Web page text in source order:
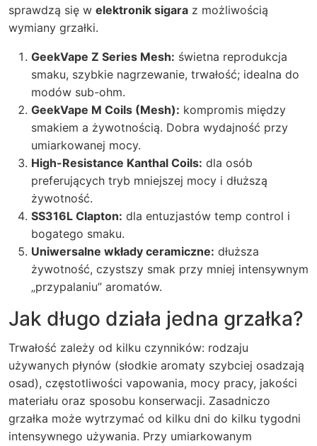
sprawdzą się w elektronik sigara z możliwością
wymiany grzałki.
GeekVape Z Series Mesh: świetna reprodukcja
smaku, szybkie nagrzewanie, trwałość; idealna do
modów sub-ohm.
GeekVape M Coils (Mesh): kompromis między
smakiem a żywotnością. Dobra wydajność przy
umiarkowanej mocy.
High-Resistance Kanthal Coils: dla osób
preferujących tryb mniejszej mocy i dłuższą
żywotność.
SS316L Clapton: dla entuzjastów temp control i
bogatego smaku.
Uniwersalne wkłady ceramiczne: dłuższa
żywotność, czystszy smak przy mniej intensywnym
„przypalaniu” aromatów.
Jak długo działa jedna grzałka?
Trwałość zależy od kilku czynników: rodzaju
używanych płynów (słodkie aromaty szybciej osadzają
osad), częstotliwości vapowania, mocy pracy, jakości
materiału oraz sposobu konserwacji. Zasadniczo
grzałka może wytrzymać od kilku dni do kilku tygodni
intensywnego używania. Przy umiarkowanym